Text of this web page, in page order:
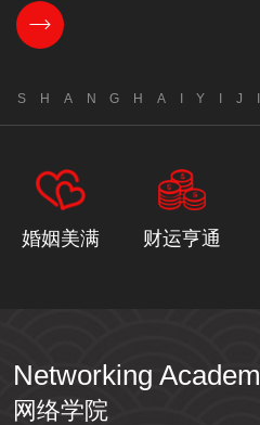
物的中华传统美德。
S H A N G H A I Y I J I
婚姻美满 财运亨通
Networking
网络学院